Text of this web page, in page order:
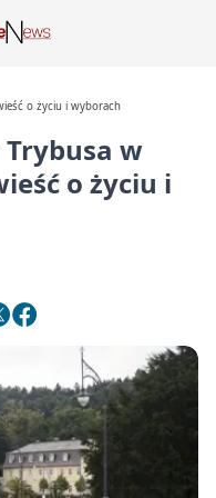
o życiu i wyborach
w
o życiu i